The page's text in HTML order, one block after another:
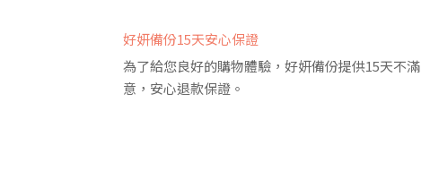
好妍備份15天安心保證
為了給您良好的購物體驗，好妍備份提供15天不滿
意，安心退款保證。